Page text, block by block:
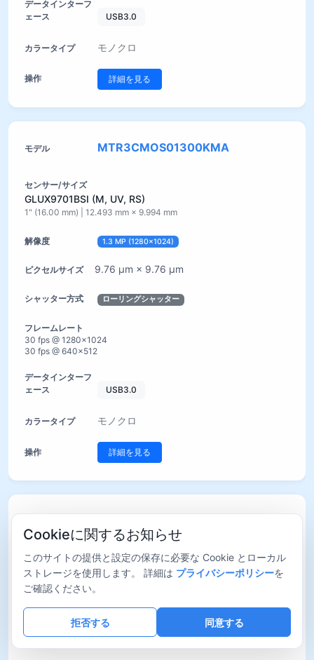
USB3.0
モノクロ
詳細を見る
MTR3CMOS01300KMA
GLUX9701BSI (M, UV, RS)
1" (16.00 mm) | 12.493 mm × 9.994 mm
1.3 MP (1280×1024)
9.76 µm × 9.76 µm
ローリングシャッター
30 fps @ 1280×1024
30 fps @ 640×512
USB3.0
モノクロ
詳細を見る
GLUX1605BSI (M, UV, RS)
1" (16.00 mm) | 12.8 mm × 9.6 mm
Cookieに関するお知らせ
このサイトの提供と設定の保存に必要な Cookie とローカル
ストレージを使用します。 詳細は プライバシーポリシーを
ご確認ください。
拒否する 同意する